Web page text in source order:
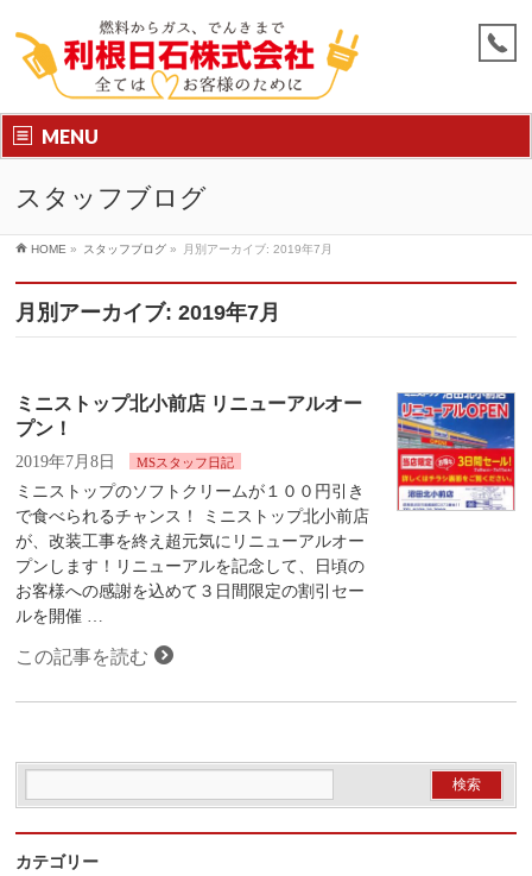
MENU
スタッフブログ
HOME » スタッフブログ » 月別アーカイブ: 2019年7月
月別アーカイブ: 2019年7月
ミニストップ北小前店 リニューアルオー
プン！
2019年7月8日 MSスタッフ日記
ミニストップのソフトクリームが１００円引き
で食べられるチャンス！ ミニストップ北小前店
が、改装工事を終え超元気にリニューアルオー
プンします！リニューアルを記念して、日頃の
お客様への感謝を込めて３日間限定の割引セー
ルを開催 …
この記事を読む
カテゴリー